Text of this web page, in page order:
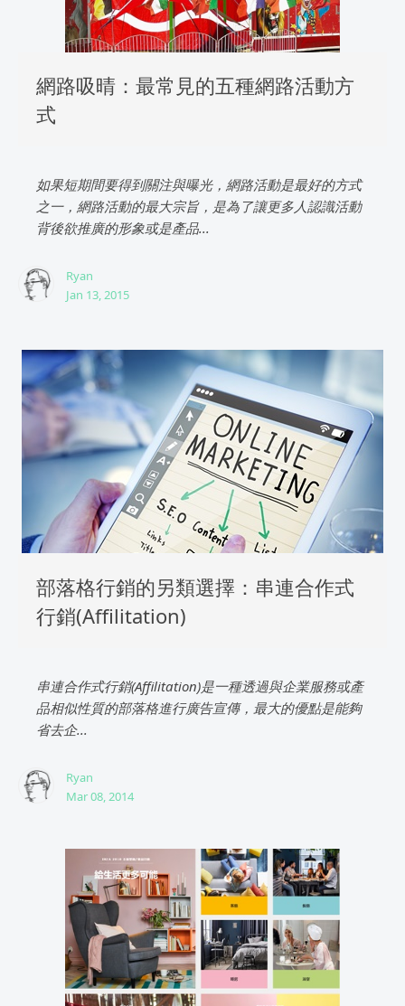
網路吸晴：最常見的五種網路活動方
式
如果短期間要得到關注與曝光，網路活動是最好的方式
之一，網路活動的最大宗旨，是為了讓更多人認識活動
背後欲推廣的形象或是產品...
Ryan
Jan 13, 2015
部落格行銷的另類選擇：串連合作式
行銷(Affilitation)
串連合作式行銷(Affilitation)是一種透過與企業服務或產
品相似性質的部落格進行廣告宣傳，最大的優點是能夠
省去企...
Ryan
Mar 08, 2014